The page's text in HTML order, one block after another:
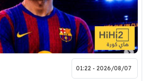
2026/08/07 - 01:22